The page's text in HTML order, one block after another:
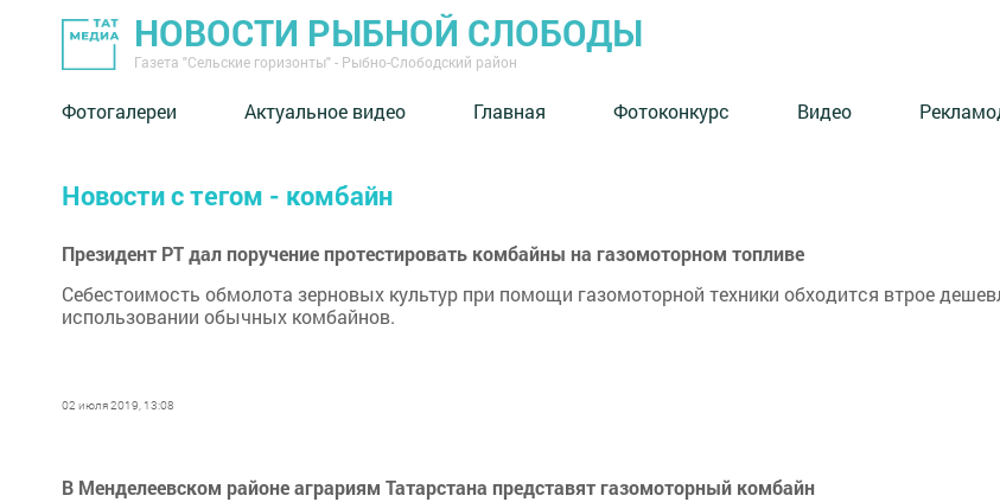
НОВОСТИ РЫБНОЙ СЛОБОДЫ
Газета "Сельские горизонты" - Рыбно-Слободский район
Фотогалереи Актуальное видео Главная Фотоконкурс Видео
Новости с тегом - комбайн
Президент РТ дал поручение протестировать комбайны на газомоторном топливе
Себестоимость обмолота зерновых культур при помощи газомоторной техники обходится втрое
использовании обычных комбайнов.
02 июля 2019, 13:08
В Менделеевском районе аграриям Татарстана представят газомоторный комбайн